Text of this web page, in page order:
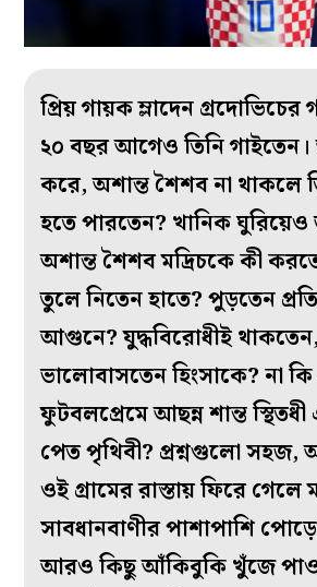
প্রিয় গায়ক ম্লাদেন
২০ বছর আগেও তিনি গাইতেন।
করে, অশান্ত শৈশব না থাকলে
হতে পারতেন? খানিক ঘুরিয়েও
অশান্ত শৈশব মদ্রিচকে কী
তুলে নিতেন হাতে? পুড়তেন
আগুনে? যুদ্ধবিরোধীই
ভালোবাসতেন হিংসাকে? না
ফুটবলপ্রেমে আছন্ন শান্ত
পেত পৃথিবী? প্রশ্নগুলো সহজ,
ওই গ্রামের রাস্তায় ফিরে গেলে
সাবধানবাণীর পাশাপাশি
আরও কিছু আঁকিবুকি খুঁজে